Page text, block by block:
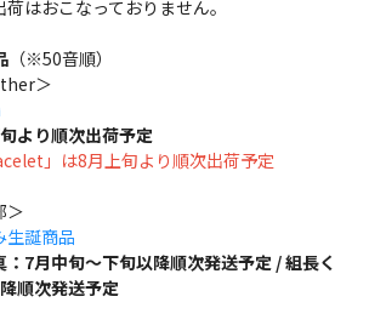
はおこなっておりません。
（※50音順）
＞
より順次出荷予定
」は8月上旬より順次出荷予定
＞
生誕商品
：7月中旬～下旬以降順次発送予定 / 組長く
順次発送予定